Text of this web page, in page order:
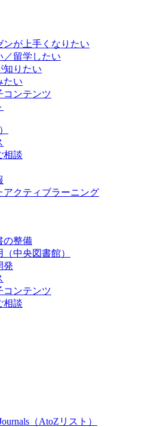
ンが上手くなりたい
／留学したい
知りたい
たい
コンテンツ
相談
アクティブラーニング
の整備
中央図書館）
発
コンテンツ
相談
（AtoZリスト）